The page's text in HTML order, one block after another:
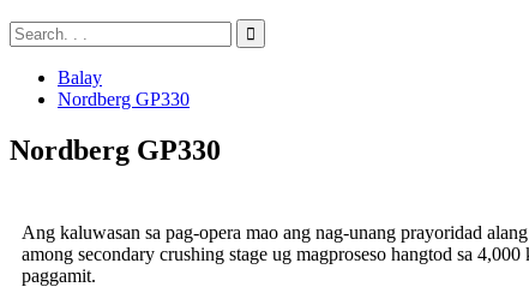
Balay
Nordberg GP330
Nordberg GP330
Ang kaluwasan sa pag-opera mao ang nag-unang prayoridad
among secondary crushing stage ug magproseso hangtod sa
paggamit.